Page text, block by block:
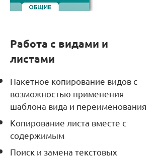
Работа с видами и
листами
Пакетное копирование видов с
возможностью применения
шаблона вида и переименования
Копирование листа вместе с
содержимым
Поиск и замена текстовых